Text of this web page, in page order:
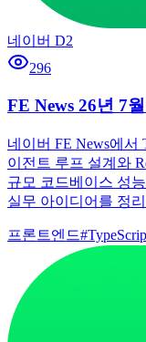
네이버 D2
296
FE News 26년 7
네이버 FE News에서
이전트 루프 설계와
규모 코드베이스 성
실무 아이디어를 정
프론트엔드#